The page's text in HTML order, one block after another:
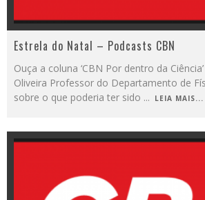
Estrela do Natal – Podcasts CBN
Ouça a coluna ‘CBN Por dentro da
Oliveira Professor do Departamento de
sobre o que poderia ter sido ... LEIA MAIS...